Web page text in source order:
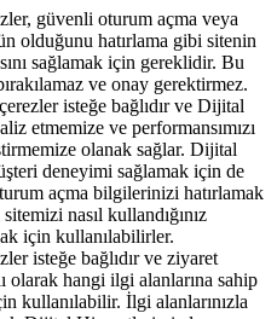
güvenli oturum açma veya
olduğunu hatırlama gibi sitenin
sağlamak için gereklidir. Bu
ve onay gerektirmez.
isteğe bağlıdır ve Dijital
etmemize ve performansımızı
olanak sağlar. Dijital
deneyimi sağlamak için de
açma bilgilerinizi hatırlamak
nasıl kullandığınız
için kullanılabilirler.
isteğe bağlıdır ve ziyaret
olarak hangi ilgi alanlarına sahip
kullanılabilir. İlgi alanlarınızla